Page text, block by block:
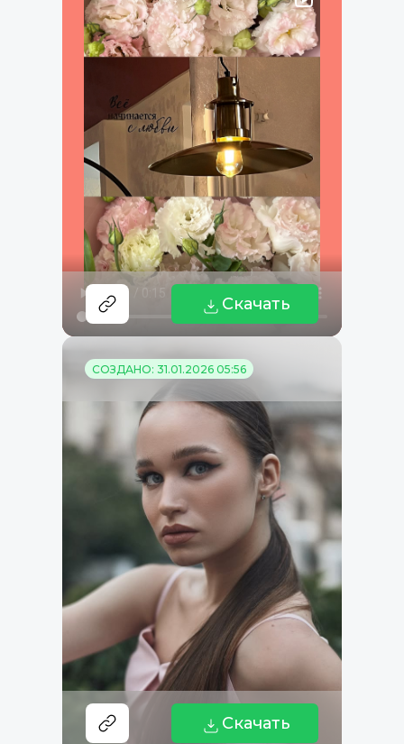
Скачать
СОЗДАНО: 31.01.2026 05:56
Скачать